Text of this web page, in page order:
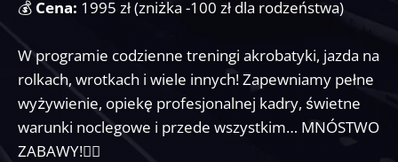
💰 Cena: 1995 zł (zniżka -100 zł dla rodzeństwa)
W programie codzienne treningi akrobatyki, jazda na
rolkach, wrotkach i wiele innych! Zapewniamy pełne
wyżywienie, opiekę profesjonalnej kadry, świetne
warunki noclegowe i przede wszystkim… MNÓSTWO
ZABAWY!🤸‍♀️